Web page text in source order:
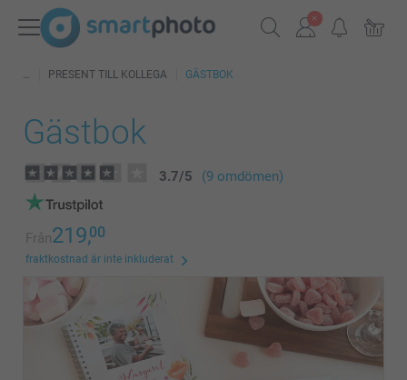
PRESENT TILL KOLLEGA GÄSTBOK
Gästbok
3.7/5 (9 omdömen)
Från219,00
fraktkostnad är inte inkluderat